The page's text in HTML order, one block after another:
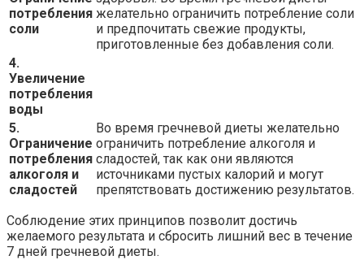
потребления
соли
желательно ограничить потребление соли
и предпочитать свежие продукты,
приготовленные без добавления соли.
4.
Увеличение
потребления
воды
5.
Ограничение
потребления
алкоголя и
сладостей
Во время гречневой диеты желательно
ограничить потребление алкоголя и
сладостей, так как они являются
источниками пустых калорий и могут
препятствовать достижению результатов.
Соблюдение этих принципов позволит достичь
желаемого результата и сбросить лишний вес в течение
7 дней гречневой диеты.